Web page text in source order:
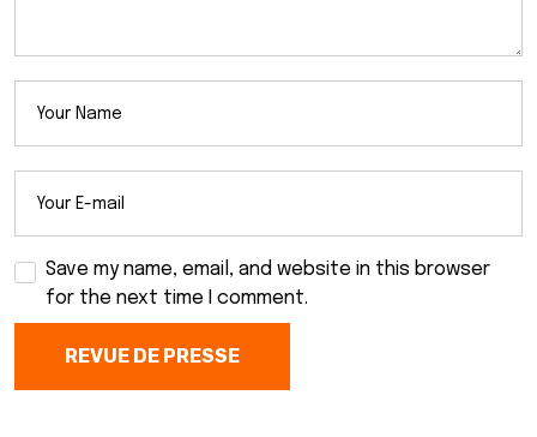
Save my name, email, and website in this browser
for the next time I comment.
REVUE DE PRESSE